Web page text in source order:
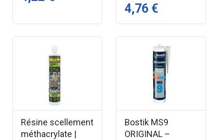
4,76 €
Résine scellement
méthacrylate |
Bostik MS9
ORIGINAL –